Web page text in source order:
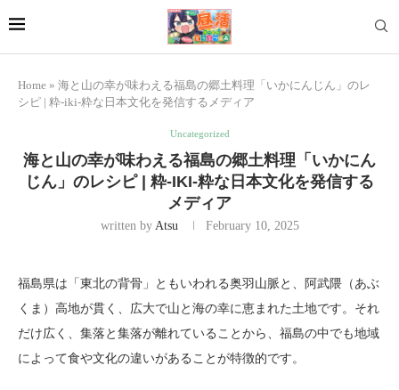
Home » 海と山の幸が味わえる福島の郷土料理「いかにんじん」のレ
シピ | 粋-iki-粋な日本文化を発信するメディア
Uncategorized
海と山の幸が味わえる福島の郷土料理「いかにん
じん」のレシピ | 粋-IKI-粋な日本文化を発信する
メディア
written by Atsu February 10, 2025
福島県は「東北の背骨」ともいわれる奥羽山脈と、阿武隈（あぶ
くま）高地が貫く、広大で山と海の幸に恵まれた土地です。それ
だけ広く、集落と集落が離れていることから、福島の中でも地域
によって食や文化の違いがあることが特徴的です。